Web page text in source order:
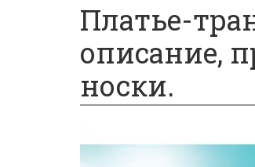
Платье-
описание,
носки.